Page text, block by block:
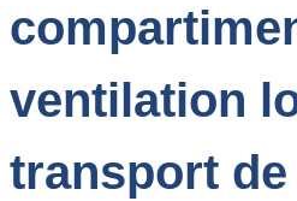
ventilation
transport